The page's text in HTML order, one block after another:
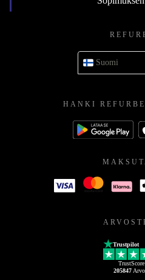
Suomi
HANKI
Trustpilot
TrustScore
205847